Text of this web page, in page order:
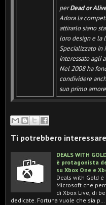
perDead or
Adora la
attirarlo siano
loro design e la
Specializzato in
interessato agli
Nel 2008 ha
condividere
suo primo
Ti potrebbero
DEALS WITH
è protagonista
su Xbox One e
Deals with Gold
Microsoft che
di Xbox Live, di
dedicate. Fortuna vuole che sia p…